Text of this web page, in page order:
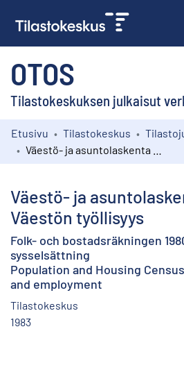
OTOS
Tilastokeskuksen julkaisut
Kokoelmat
Etusivu Tilastokeskus
Väestö- ja
Väestön työllisyys
Folk- och bostadsräkningen
sysselsättning
Population and Housing
and employment
Tilastokeskus
1983